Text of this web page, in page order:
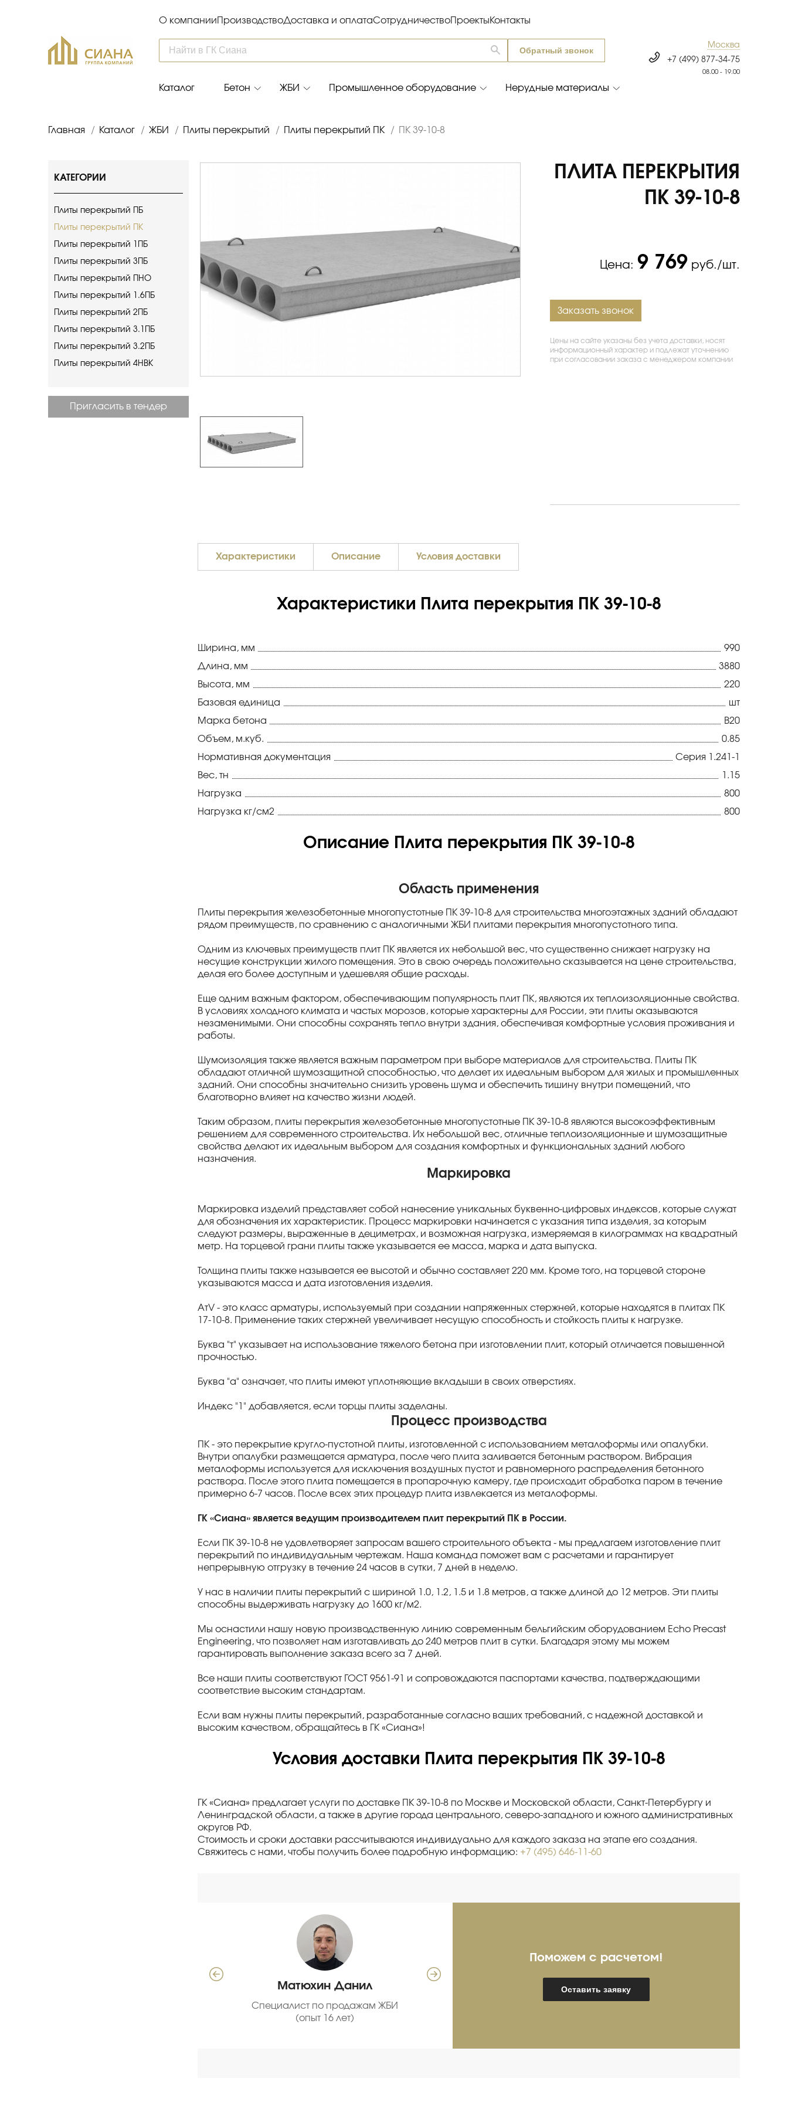
О компании ПроизводствоДоставка и оплатаСотрудничествоПроектыКонтакты
Обратный звонок
Москва
+7 (499) 877-34-75
08.00 - 19.00
Каталог Бетон ЖБИ Промышленное оборудование Нерудные материалы
Главная / Каталог / ЖБИ / Плиты перекрытий / Плиты перекрытий ПК / ПК 39-10-8
КАТЕГОРИИ
Плиты перекрытий ПБ
Плиты перекрытий ПК
Плиты перекрытий 1ПБ
Плиты перекрытий 3ПБ
Плиты перекрытий ПНО
Плиты перекрытий 1.6ПБ
Плиты перекрытий 2ПБ
Плиты перекрытий 3.1ПБ
Плиты перекрытий 3.2ПБ
Плиты перекрытий 4НВК
Пригласить в тендер
ПЛИТА ПЕРЕКРЫТИЯ
ПК 39-10-8
Цена: 9 769 руб./шт.
Заказать звонок
Цены на сайте указаны без учета доставки, носят
информационный характер и подлежат уточнению
при согласовании заказа с менеджером компании
Характеристики Описание Условия доставки
Характеристики Плита перекрытия ПК 39-10-8
Ширина, мм
990
Длина, мм
3880
Высота, мм
220
Базовая единица
шт
Марка бетона
В20
Объем, м.куб.
0.85
Нормативная документация
Серия 1.241-1
Вес, тн
1.15
Нагрузка
800
Нагрузка кг/см2
800
Описание Плита перекрытия ПК 39-10-8
Область применения
Плиты перекрытия железобетонные многопустотные ПК 39-10-8 для строительства многоэтажных зданий обладают
рядом преимуществ, по сравнению с аналогичными ЖБИ плитами перекрытия многопустотного типа.
Одним из ключевых преимуществ плит ПК является их небольшой вес, что существенно снижает нагрузку на
несущие конструкции жилого помещения. Это в свою очередь положительно сказывается на цене строительства,
делая его более доступным и удешевляя общие расходы.
Еще одним важным фактором, обеспечивающим популярность плит ПК, являются их теплоизоляционные свойства.
В условиях холодного климата и частых морозов, которые характерны для России, эти плиты оказываются
незаменимыми. Они способны сохранять тепло внутри здания, обеспечивая комфортные условия проживания и
работы.
Шумоизоляция также является важным параметром при выборе материалов для строительства. Плиты ПК
обладают отличной шумозащитной способностью, что делает их идеальным выбором для жилых и промышленных
зданий. Они способны значительно снизить уровень шума и обеспечить тишину внутри помещений, что
благотворно влияет на качество жизни людей.
Таким образом, плиты перекрытия железобетонные многопустотные ПК 39-10-8 являются высокоэффективным
решением для современного строительства. Их небольшой вес, отличные теплоизоляционные и шумозащитные
свойства делают их идеальным выбором для создания комфортных и функциональных зданий любого
назначения.
Маркировка
Маркировка изделий представляет собой нанесение уникальных буквенно-цифровых индексов, которые служат
для обозначения их характеристик. Процесс маркировки начинается с указания типа изделия, за которым
следуют размеры, выраженные в дециметрах, и возможная нагрузка, измеряемая в килограммах на квадратный
метр. На торцевой грани плиты также указывается ее масса, марка и дата выпуска.
Толщина плиты также называется ее высотой и обычно составляет 220 мм. Кроме того, на торцевой стороне
указываются масса и дата изготовления изделия.
AтV - это класс арматуры, используемый при создании напряженных стержней, которые находятся в плитах ПК
17-10-8. Применение таких стержней увеличивает несущую способность и стойкость плиты к нагрузке.
Буква "т" указывает на использование тяжелого бетона при изготовлении плит, который отличается повышенной
прочностью.
Буква "а" означает, что плиты имеют уплотняющие вкладыши в своих отверстиях.
Индекс "1" добавляется, если торцы плиты заделаны.
Процесс производства
ПК - это перекрытие кругло-пустотной плиты, изготовленной с использованием металоформы или опалубки.
Внутри опалубки размещается арматура, после чего плита заливается бетонным раствором. Вибрация
металоформы используется для исключения воздушных пустот и равномерного распределения бетонного
раствора. После этого плита помещается в пропарочную камеру, где происходит обработка паром в течение
примерно 6-7 часов. После всех этих процедур плита извлекается из металоформы.
ГК «Сиана» является ведущим производителем плит перекрытий ПК в России.
Если ПК 39-10-8 не удовлетворяет запросам вашего строительного объекта - мы предлагаем изготовление плит
перекрытий по индивидуальным чертежам. Наша команда поможет вам с расчетами и гарантирует
непрерывную отгрузку в течение 24 часов в сутки, 7 дней в неделю.
У нас в наличии плиты перекрытий с шириной 1.0, 1.2, 1.5 и 1.8 метров, а также длиной до 12 метров. Эти плиты
способны выдерживать нагрузку до 1600 кг/м2.
Мы оснастили нашу новую производственную линию современным бельгийским оборудованием Echo Precast
Engineering, что позволяет нам изготавливать до 240 метров плит в сутки. Благодаря этому мы можем
гарантировать выполнение заказа всего за 7 дней.
Все наши плиты соответствуют ГОСТ 9561-91 и сопровождаются паспортами качества, подтверждающими
соответствие высоким стандартам.
Если вам нужны плиты перекрытий, разработанные согласно ваших требований, с надежной доставкой и
высоким качеством, обращайтесь в ГК «Сиана»!
Условия доставки Плита перекрытия ПК 39-10-8
ГК «Сиана» предлагает услуги по доставке ПК 39-10-8 по Москве и Московской области, Санкт-Петербургу и
Ленинградской области, а также в другие города центрального, северо-западного и южного административных
округов РФ.
Стоимость и сроки доставки рассчитываются индивидуально для каждого заказа на этапе его создания.
Свяжитесь с нами, чтобы получить более подробную информацию: +7 (495) 646-11-60
Матюхин Данил
Специалист по продажам ЖБИ
(опыт 16 лет)
Серебряков Александр
Поможем с расчетом!
Оставить заявку